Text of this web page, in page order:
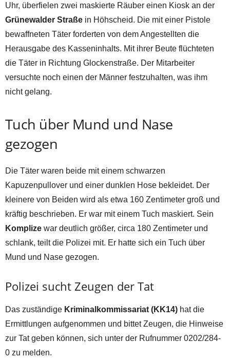
Uhr, überfielen zwei maskierte Räuber einen Kiosk an der
Grünewalder Straße in Höhscheid. Die mit einer Pistole
bewaffneten Täter forderten von dem Angestellten die
Herausgabe des Kasseninhalts. Mit ihrer Beute flüchteten
die Täter in Richtung Glockenstraße. Der Mitarbeiter
versuchte noch einen der Männer festzuhalten, was ihm
nicht gelang.
Tuch über Mund und Nase
gezogen
Die Täter waren beide mit einem schwarzen
Kapuzenpullover und einer dunklen Hose bekleidet. Der
kleinere von Beiden wird als etwa 160 Zentimeter groß und
kräftig beschrieben. Er war mit einem Tuch maskiert. Sein
Komplize war deutlich größer, circa 180 Zentimeter und
schlank, teilt die Polizei mit. Er hatte sich ein Tuch über
Mund und Nase gezogen.
Polizei sucht Zeugen der Tat
Das zuständige Kriminalkommissariat (KK14) hat die
Ermittlungen aufgenommen und bittet Zeugen, die Hinweise
zur Tat geben können, sich unter der Rufnummer 0202/284-
0 zu melden.